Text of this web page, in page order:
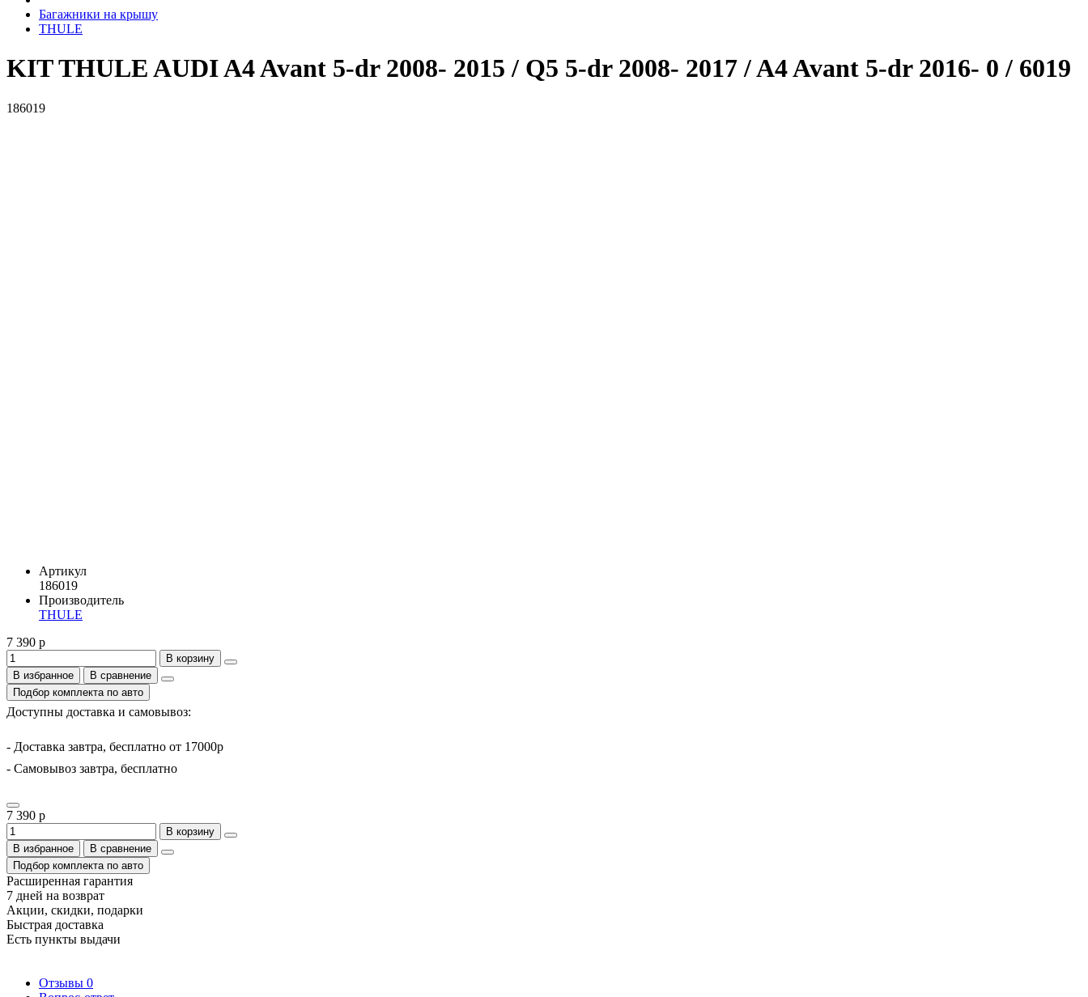
Багажники на крышу
THULE
KIT THULE AUDI A4 Avant 5-dr 2008- 2015 / Q5 5-dr 2008- 2017 / A4 Avant 5-dr 2016- 0 / 6019
186019
Артикул
186019
Производитель
THULE
7 390 р
В корзину
В избранное
В сравнение
Подбор комплекта по авто
Доступны доставка и самовывоз:
- Доставка завтра, бесплатно от 17000р
- Самовывоз завтра, бесплатно
7 390 р
В корзину
В избранное
В сравнение
Подбор комплекта по авто
Расширенная гарантия
7 дней на возврат
Акции, скидки, подарки
Быстрая доставка
Есть пункты выдачи
Отзывы 0